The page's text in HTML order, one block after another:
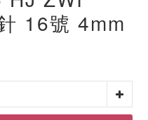
16號 4mm